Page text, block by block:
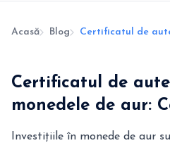
Acasă Blog Certificatul de
Certificatul de
monedele de aur:
Investițiile în monede de aur